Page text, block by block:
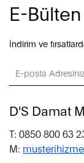
E-Bülten
İndirim ve
D'S Damat
T: 0850 800 63
M: